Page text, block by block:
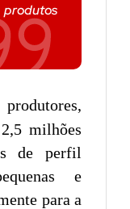
produtos
milhões
de perfil
e
para a